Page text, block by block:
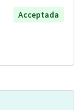
Acceptada